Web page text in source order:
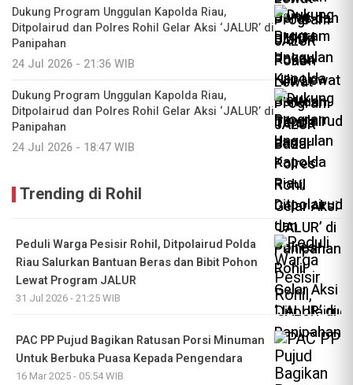
Dukung Program Unggulan Kapolda Riau,
Ditpolairud dan Polres Rohil Gelar Aksi ‘JALUR’ di
Panipahan
24 Jul 2026 - 21:36 WIB
Dukung Program Unggulan Kapolda Riau,
Ditpolairud dan Polres Rohil Gelar Aksi ‘JALUR’ di
Panipahan
24 Jul 2026 - 18:47 WIB
Trending di Rohil
Peduli Warga Pesisir Rohil, Ditpolairud Polda
Riau Salurkan Bantuan Beras dan Bibit Pohon
Lewat Program JALUR
31 Jul 2026 - 21:25 WIB
PAC PP Pujud Bagikan Ratusan Porsi Minuman
Untuk Berbuka Puasa Kepada Pengendara
16 Mar 2025 - 05:54 WIB